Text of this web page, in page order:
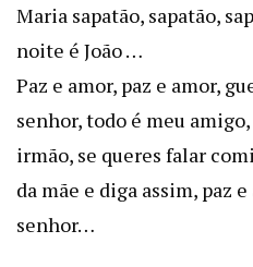
Maria sapatão, sapatão,
noite é João …
Paz e amor, paz e amor,
senhor, todo é meu
irmão, se queres falar
da mãe e diga assim, paz
senhor…